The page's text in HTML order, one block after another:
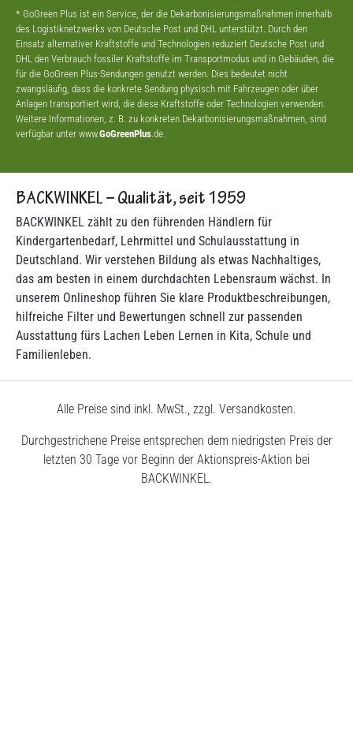
* GoGreen Plus ist ein Service, der die Dekarbonisierungsmaßnahmen innerhalb
des Logistiknetzwerks von Deutsche Post und DHL unterstützt. Durch den
Einsatz alternativer Kraftstoffe und Technologien reduziert Deutsche Post und
DHL den Verbrauch fossiler Kraftstoffe im Transportmodus und in Gebäuden, die
für die GoGreen Plus-Sendungen genutzt werden. Dies bedeutet nicht
zwangsläufig, dass die konkrete Sendung physisch mit Fahrzeugen oder über
Anlagen transportiert wird, die diese Kraftstoffe oder Technologien verwenden.
Weitere Informationen, z. B. zu konkreten Dekarbonisierungsmaßnahmen, sind
verfügbar unter www.GoGreenPlus .de.
BACKWINKEL – Qualität, seit 1959
BACKWINKEL zählt zu den führenden Händlern für
Kindergartenbedarf, Lehrmittel und Schulausstattung in
Deutschland. Wir verstehen Bildung als etwas Nachhaltiges,
das am besten in einem durchdachten Lebensraum wächst. In
unserem Onlineshop führen Sie klare Produktbeschreibungen,
hilfreiche Filter und Bewertungen schnell zur passenden
Ausstattung fürs Lachen Leben Lernen in Kita, Schule und
Familienleben.
Alle Preise sind inkl. MwSt., zzgl. Versandkosten.
Durchgestrichene Preise entsprechen dem niedrigsten Preis der
letzten 30 Tage vor Beginn der Aktionspreis-Aktion bei
BACKWINKEL.